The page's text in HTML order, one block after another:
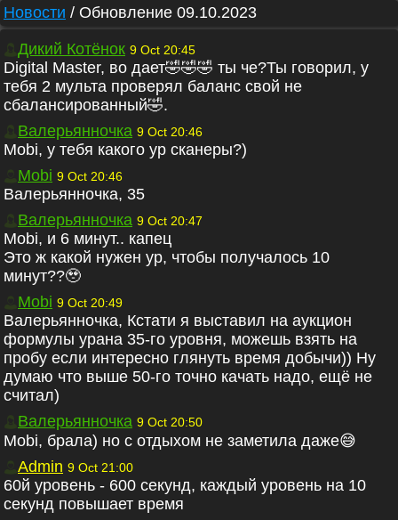
Новости / Обновление 09.10.2023
Дикий Котёнок 9 Oct 20:45
Digital Master, во дает🤣🤣🤣 ты че?Ты говорил, у
тебя 2 мульта проверял баланс свой не
сбалансированный🤣.
Валерьянночка 9 Oct 20:46
Mobi, у тебя какого ур сканеры?)
Mobi 9 Oct 20:46
Валерьянночка, 35
Валерьянночка 9 Oct 20:47
Mobi, и 6 минут.. капец
Это ж какой нужен ур, чтобы получалось 10
минут??🥹
Mobi 9 Oct 20:49
Валерьянночка, Кстати я выставил на аукцион
формулы урана 35-го уровня, можешь взять на
пробу если интересно глянуть время добычи)) Ну
думаю что выше 50-го точно качать надо, ещё не
считал)
Валерьянночка 9 Oct 20:50
Mobi, брала) но с отдыхом не заметила даже😅
Admin 9 Oct 21:00
60й уровень - 600 секунд, каждый уровень на 10
секунд повышает время